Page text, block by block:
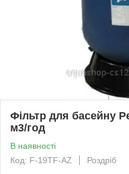
Фільтр для басейну
м3/год
В наявності
Код: F-19TF-AZ
Роздріб